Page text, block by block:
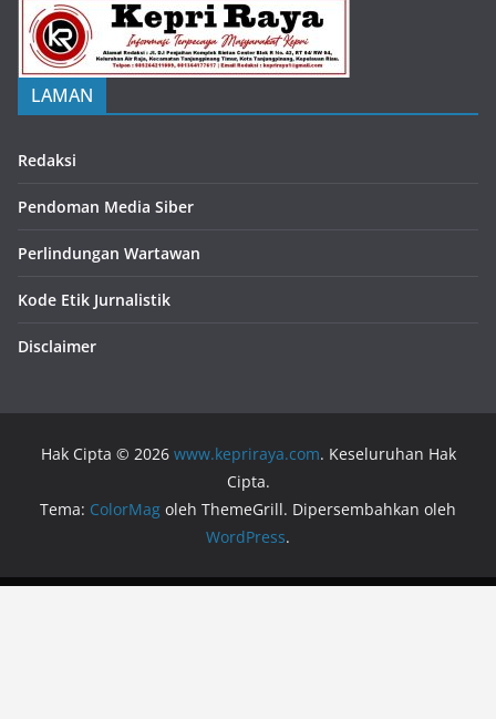
LAMAN
Redaksi
Pendoman Media Siber
Perlindungan Wartawan
Kode Etik Jurnalistik
Disclaimer
Hak Cipta © 2026 www.kepriraya.com. Keseluruhan Hak
Cipta.
Tema: ColorMag oleh ThemeGrill. Dipersembahkan oleh
WordPress.